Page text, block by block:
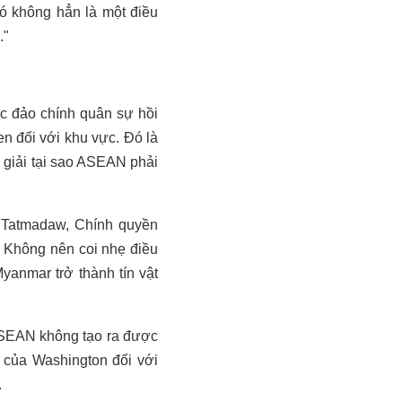
không hẳn là một điều
đảo chính quân sự hồi
đối với khu vực. Đó là
tại sao ASEAN phải
Chính quyền
nên coi nhẹ điều
trở thành tín vật
không tạo ra được
Washington đối với